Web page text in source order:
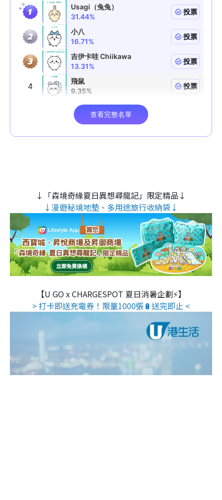
↓「森境奇緣夏日異想尋龍記」限定精品↓
↓漫遊秘境地墊、多用途旅行收納袋↓
【U GO x CHARGESPOT 夏日消暑企劃⚡】
> 打卡即送充電券！限量1000張🔋送完即止 <